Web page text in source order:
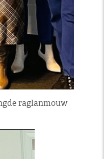
raglanmouw